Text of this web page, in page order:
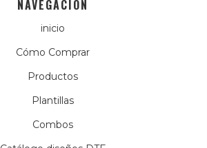
NAVEGACIÓN
inicio
Cómo Comprar
Productos
Plantillas
Combos